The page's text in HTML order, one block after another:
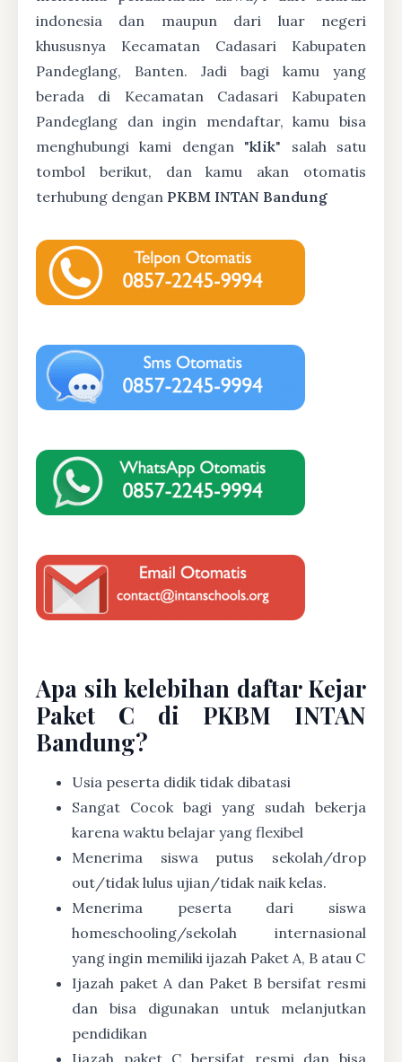
indonesia dan maupun dari luar negeri
khususnya Kecamatan Cadasari Kabupaten
Pandeglang, Banten. Jadi bagi kamu yang
berada di Kecamatan Cadasari Kabupaten
Pandeglang dan ingin mendaftar, kamu bisa
menghubungi kami dengan "klik" salah satu
tombol berikut, dan kamu akan otomatis
terhubung dengan PKBM INTAN Bandung
Apa sih kelebihan daftar Kejar
Paket C di PKBM INTAN
Bandung?
Usia peserta didik tidak dibatasi
Sangat Cocok bagi yang sudah bekerja
karena waktu belajar yang flexibel
Menerima siswa putus sekolah/drop
out/tidak lulus ujian/tidak naik kelas.
Menerima peserta dari siswa
homeschooling/sekolah internasional
yang ingin memiliki ijazah Paket A, B atau C
Ijazah paket A dan Paket B bersifat resmi
dan bisa digunakan untuk melanjutkan
pendidikan
Ijazah paket C bersifat resmi dan bisa